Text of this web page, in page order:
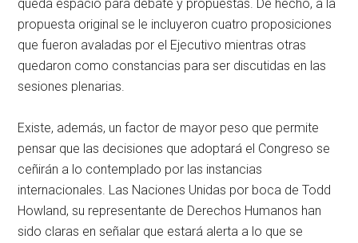
queda espacio para debate y propuestas. De hecho, a la
propuesta original se le incluyeron cuatro proposiciones
que fueron avaladas por el Ejecutivo mientras otras
quedaron como constancias para ser discutidas en las
sesiones plenarias.
Existe, además, un factor de mayor peso que permite
pensar que las decisiones que adoptará el Congreso se
ceñirán a lo contemplado por las instancias
internacionales. Las Naciones Unidas por boca de Todd
Howland, su representante de Derechos Humanos han
sido claras en señalar que estará alerta a lo que se